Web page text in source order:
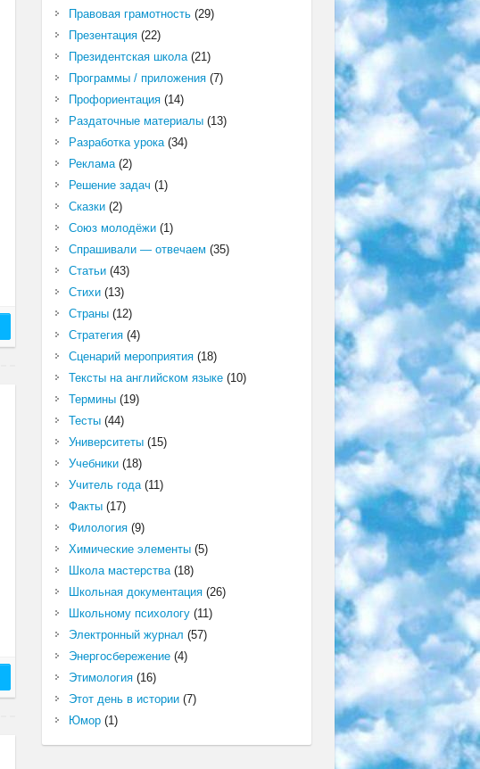
Правовая грамотность(29)
Презентация(22)
Президентская школа(21)
Программы / приложения(7)
Профориентация(14)
Раздаточные материалы(13)
Разработка урока(34)
Реклама(2)
Решение задач (1)
Сказки(2)
Союз молодёжи(1)
Спрашивали — отвечаем (35)
Статьи(43)
Стихи(13)
Страны(12)
Стратегия(4)
Сценарий мероприятия(18)
Тексты на английском языке(10)
Термины(19)
Тесты(44)
Университеты(15)
Учебники(18)
Учитель года(11)
Факты(17)
Филология(9)
Химические элементы(5)
Школа мастерства(18)
Школьная документация(26)
Школьному психологу(11)
Электронный журнал (57)
Энергосбережение(4)
Этимология(16)
Этот день в истории(7)
Юмор(1)